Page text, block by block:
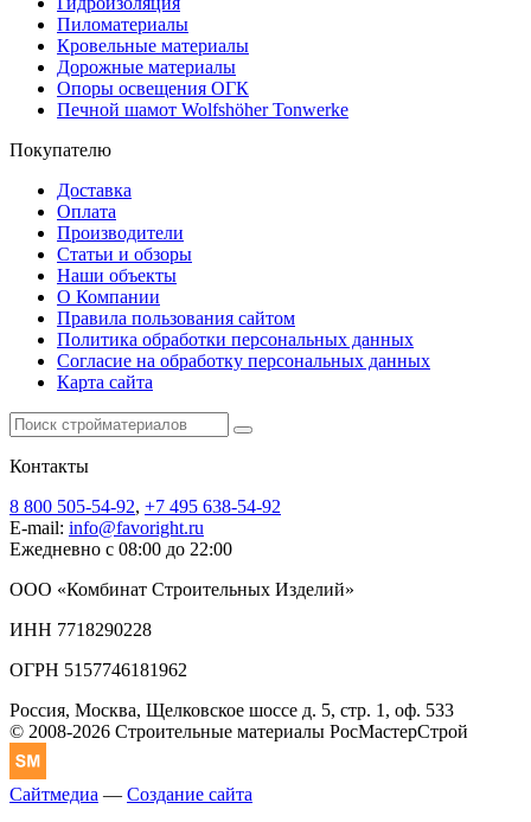
Пиломатериалы
Кровельные материалы
Дорожные материалы
Опоры освещения ОГК
Печной шамот Wolfshöher Tonwerke
Покупателю
Доставка
Оплата
Производители
Статьи и обзоры
Наши объекты
О Компании
Правила пользования сайтом
Политика обработки персональных данных
Согласие на обработку персональных данных
Карта сайта
Контакты
8 800 505-54-92, +7 495 638-54-92
E-mail: info@favoright.ru
Ежедневно с 08:00 до 22:00
ООО «Комбинат Строительных Изделий»
ИНН 7718290228
ОГРН 5157746181962
Россия, Москва, Щелковское шоссе д. 5, стр. 1, оф. 533
© 2008-2026 Строительные материалы РосМастерСтрой
Сайтмедиа — Создание сайта